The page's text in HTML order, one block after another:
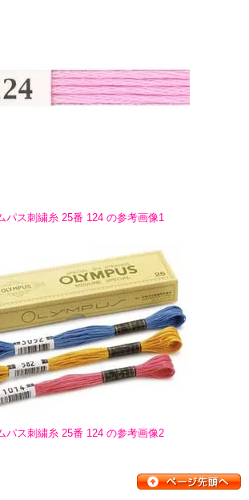
パス刺繍糸 25番 124 の参考画像1
パス刺繍糸 25番 124 の参考画像2